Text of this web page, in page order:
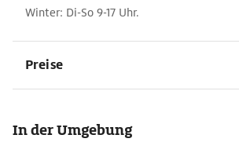
Winter: Di-So 9-17 Uhr.
Preise
In der Umgebung